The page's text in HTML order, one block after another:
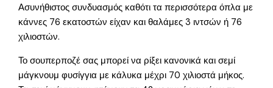
Ασυνήθιστος συνδυασμός καθότι τα περισσότερα όπλα με
κάννες 76 εκατοστών είχαν και θαλάμες 3 ιντσών ή 76
χιλιοστών.
Το σουπερποζέ σας μπορεί να ρίξει κανονικά και σεμί
μάγκνουμ φυσίγγια με κάλυκα μέχρι 70 χιλιοστά μήκος.